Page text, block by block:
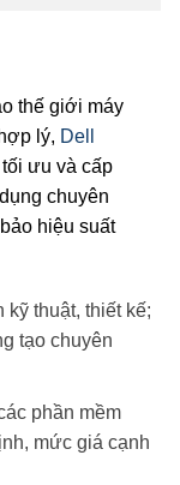
thế giới máy
lý, Dell
ưu và cấp
chuyên
hiệu suất
kỹ thuật, thiết kế;
tạo chuyên
phần mềm
mức giá cạnh